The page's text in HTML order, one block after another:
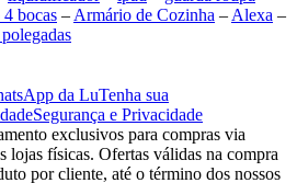
bocas – Armário de Cozinha – Alexa –
da LuTenha sua
Segurança e Privacidade
exclusivos para compras via
lojas físicas. Ofertas válidas na compra
por cliente, até o término dos nossos